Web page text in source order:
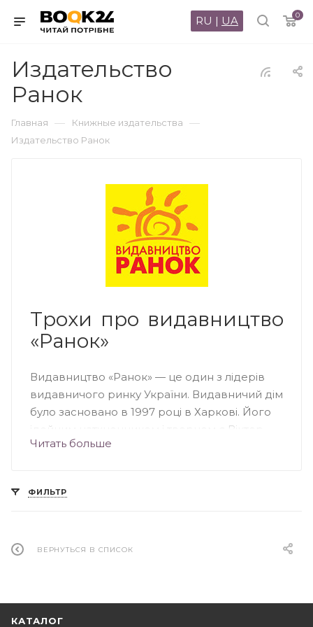
0
RU | UA
Издательство
Ранок
Главная — Книжные издательства —
Издательство Ранок
Трохи про видавництво
«Ранок»
Видавництво «Ранок» — це один з лідерів
видавничого ринку України. Видавничий дім
було засновано в 1997 році в Харкові. Його
ідейним натхненником і творцем є Віктор
Круглов — експерт українського
створення книг, адже видавництво
співпраці та спільної творчості. Висока якість і
своєю мальовничістю і стилем.
Читать больше
ФИЛЬТР
ВЕРНУТЬСЯ В СПИСОК
КАТАЛОГ